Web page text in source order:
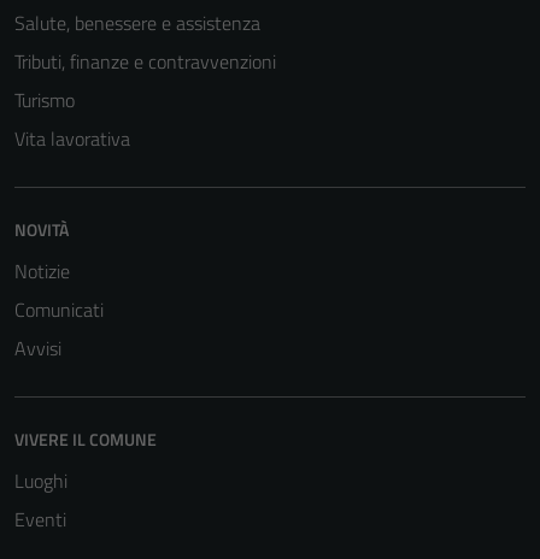
Salute, benessere e assistenza
Tributi, finanze e contravvenzioni
Turismo
Vita lavorativa
NOVITÀ
Notizie
Comunicati
Avvisi
VIVERE IL COMUNE
Luoghi
Eventi